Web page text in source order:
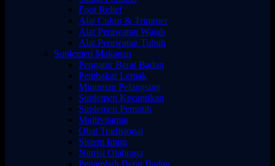
Foot Relief
Alat Cukur & Trimmer
Alat Perawatan Wajah
Alat Perawatan Tubuh
Suplemen Makanan
Pengatur Berat Badan
Pembakar Lemak
Minuman Pelangsing
Suplemen Kecantikan
Suplemen Pemutih
Multivitamin
Obat Tradisional
Sistem Imun
Nutrisi Olahraga
Penambah Berat Badan